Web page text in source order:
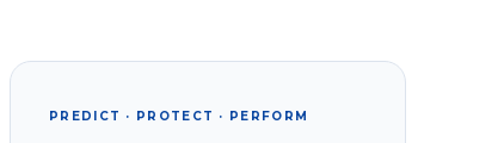
PREDICT · PROTECT · PERFORM